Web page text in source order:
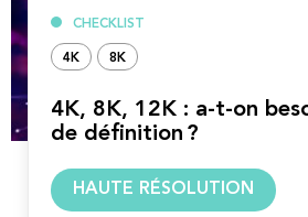
CHECKLIST
4K 8K
4K, 8K, 12K : a-t-on
de définition ?
HAUTE RÉSOLUTION